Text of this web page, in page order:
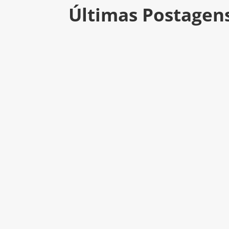
Últimas